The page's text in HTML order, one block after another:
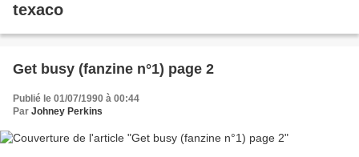
texaco
Get busy (fanzine n°1) page 2
Publié le 01/07/1990 à 00:44
Par Johney Perkins